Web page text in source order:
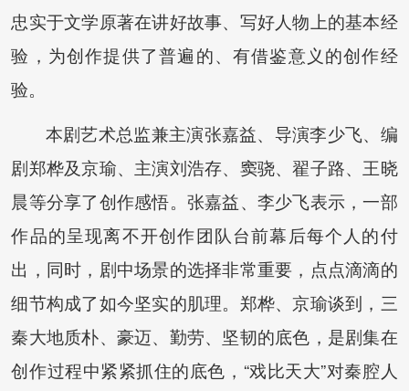
忠实于文学原著在讲好故事、写好人物上的基本经
验，为创作提供了普遍的、有借鉴意义的创作经
验。
本剧艺术总监兼主演张嘉益、导演李少飞、编
剧郑桦及京瑜、主演刘浩存、窦骁、翟子路、王晓
晨等分享了创作感悟。张嘉益、李少飞表示，一部
作品的呈现离不开创作团队台前幕后每个人的付
出，同时，剧中场景的选择非常重要，点点滴滴的
细节构成了如今坚实的肌理。郑桦、京瑜谈到，三
秦大地质朴、豪迈、勤劳、坚韧的底色，是剧集在
创作过程中紧紧抓住的底色，“戏比天大”对秦腔人